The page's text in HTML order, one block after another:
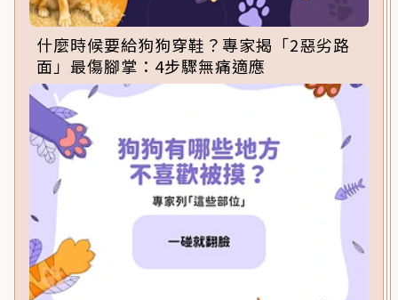
什麼時候要給狗狗穿鞋？專家揭「2惡劣路
面」最傷腳掌：4步驟無痛適應